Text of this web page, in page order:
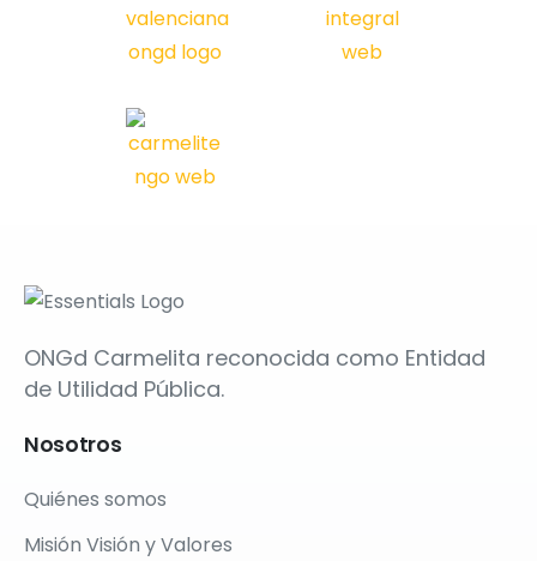
ONGd Carmelita reconocida como Entidad
de Utilidad Pública.
Nosotros
Quiénes somos
Misión Visión y Valores